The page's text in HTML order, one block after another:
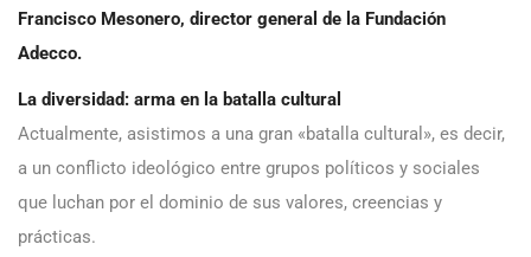
Francisco Mesonero, director general de la Fundación
Adecco.
La diversidad: arma en la batalla cultural
Actualmente, asistimos a una gran «batalla cultural», es decir,
a un conflicto ideológico entre grupos políticos y sociales
que luchan por el dominio de sus valores, creencias y
prácticas.